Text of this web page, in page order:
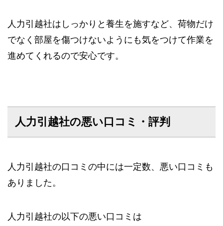
人力引越社はしっかりと養生を施すなど、荷物だけ
でなく部屋を傷つけないようにも気をつけて作業を
進めてくれるので安心です。
人力引越社の悪い口コミ・評判
人力引越社の口コミの中には一定数、悪い口コミも
ありました。
人力引越社の以下の悪い口コミは